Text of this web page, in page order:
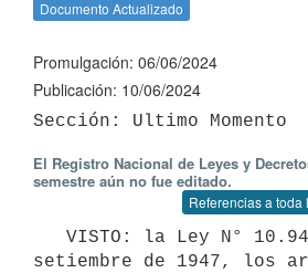
Documento Actualizado
Promulgación: 06/06/2024
Publicación: 10/06/2024
El Registro Nacional de Leyes y
semestre aún no fue editado.
Referencias a toda
setiembre de 1947, los